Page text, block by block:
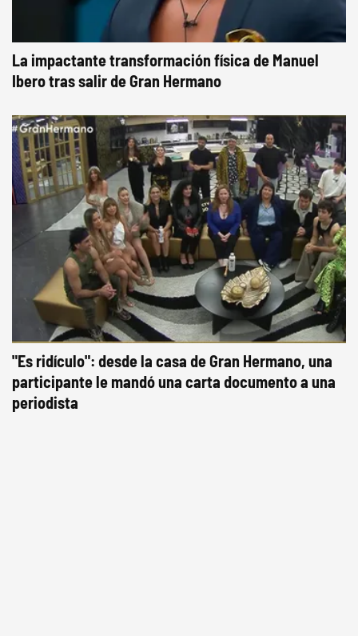
La impactante transformación física de Manuel
Ibero tras salir de Gran Hermano
"Es ridículo": desde la casa de Gran Hermano, una
participante le mandó una carta documento a una
periodista